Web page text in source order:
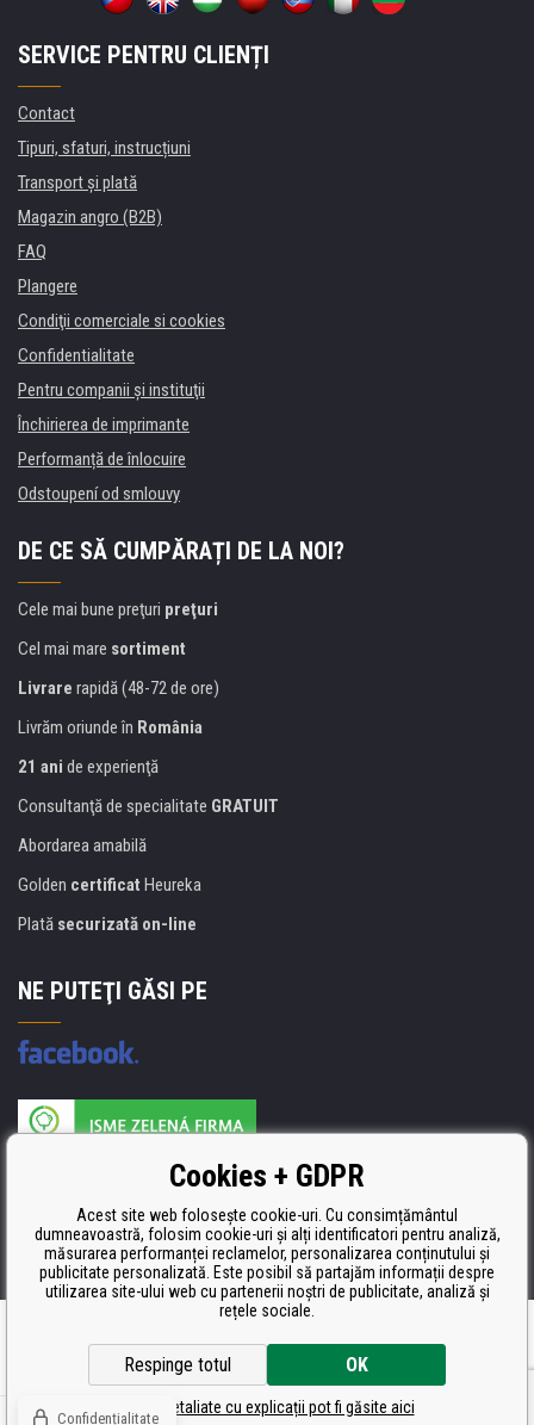
SERVICE PENTRU CLIENȚI
Contact
Tipuri, sfaturi, instrucțiuni
Transport şi plată
Magazin angro (B2B)
FAQ
Plangere
Condiţii comerciale si cookies
Confidentialitate
Pentru companii și instituţii
Închirierea de imprimante
Performanță de înlocuire
Odstoupení od smlouvy
DE CE SĂ CUMPĂRAȚI DE LA NOI?
Cele mai bune preţuri preţuri
Cel mai mare sortiment
Livrare rapidă (48-72 de ore)
Livrăm oriunde în România
21 ani de experienţă
Consultanţă de specialitate GRATUIT
Abordarea amabilă
Golden certificat Heureka
Plată securizată on-line
NE PUTEŢI GĂSI PE
Producătorul umpluturii de rezervă este certificat
ISO 9001, ISO 14001 şi STMC.
Ecommerce solutionsBINARGON.cz
Cookies + GDPR
Acest site web folosește cookie-uri. Cu consimțământul
dumneavoastră, folosim cookie-uri și alți identificatori pentru analiză,
măsurarea performanței reclamelor, personalizarea conținutului și
publicitate personalizată. Este posibil să partajăm informații despre
utilizarea site-ului web cu partenerii noștri de publicitate, analiză și
rețele sociale.
Respinge totul OK
Setări detaliate cu explicații pot fi găsite aici
Confidențialitate